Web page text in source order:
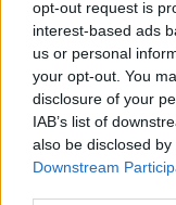
opt-out request is
interest-based ads
us or personal
your opt-out. You
disclosure of your
IAB’s list of
also be disclosed
Downstream
difficoltà, ma il
sono sicuro che
esperti possano far
qualche difficoltà
obiettivi alti e
vien mangiando".